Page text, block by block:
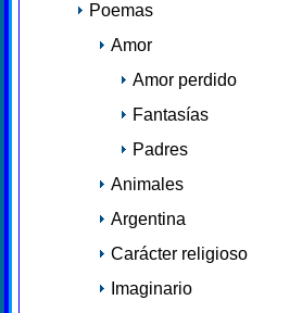
Poemas
Amor
Amor perdido
Fantasías
Padres
Animales
Argentina
Carácter religioso
Imaginario